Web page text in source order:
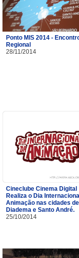
Ponto MIS 2014 -
Regional
28/11/2014
Cineclube Cinema Digital
Realiza o Dia
Animação nas cidades de
Diadema e Santo André.
25/10/2014